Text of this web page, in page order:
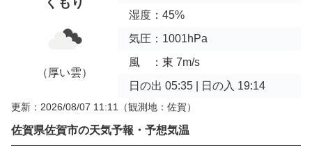
（厚い雲）
湿度：45%
気圧：1001hPa
風 ：東 7m/s
日の出 05:35 | 日の入 19:14
更新：2026/08/07 11:11 （観測地：佐賀）
佐賀県佐賀市の天気予報・予想気温